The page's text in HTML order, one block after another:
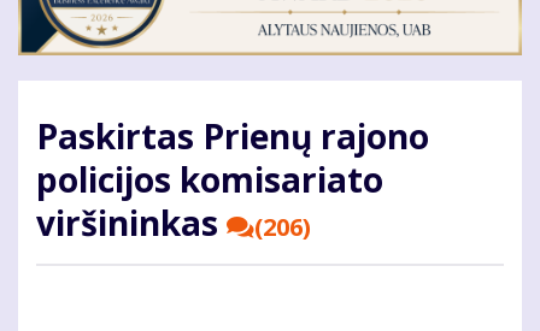
Paskirtas Prienų rajono
policijos komisariato
viršininkas
(206)